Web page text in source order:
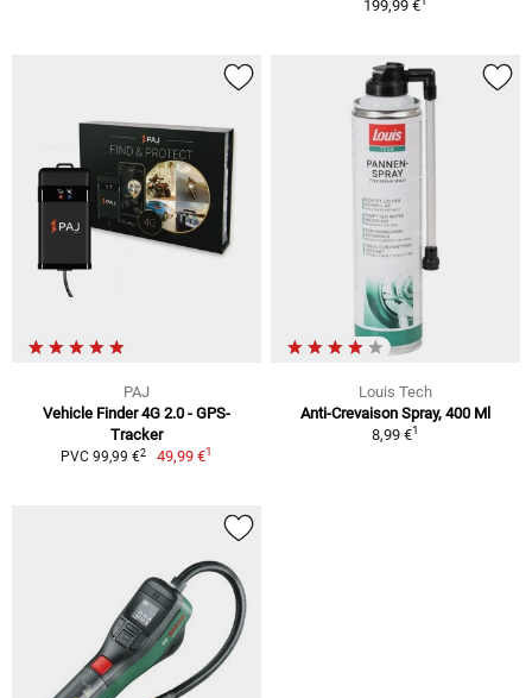
199,99 €
PAJ
Vehicle Finder 4G 2.0 - GPS-
Tracker
PVC 99,99 €2 49,99 €1
Louis Tech
Anti-Crevaison Spray, 400 Ml
8,99 €1